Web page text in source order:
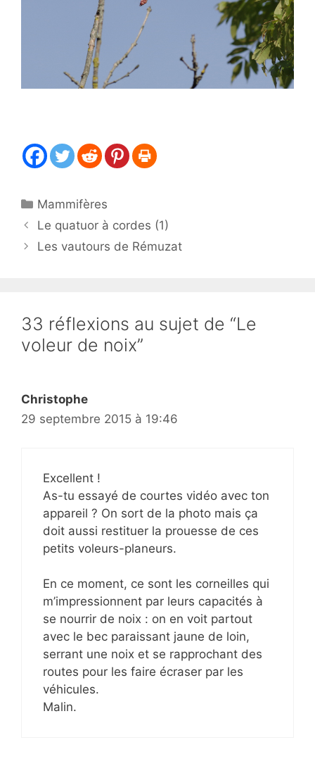
Catégories
Mammifères
Le quatuor à cordes (1)
Les vautours de Rémuzat
33 réflexions au sujet de “Le
voleur de noix”
Christophe
29 septembre 2015 à 19:46
Excellent !
As-tu essayé de courtes vidéo avec ton
appareil ? On sort de la photo mais ça
doit aussi restituer la prouesse de ces
petits voleurs-planeurs.
En ce moment, ce sont les corneilles qui
m’impressionnent par leurs capacités à
se nourrir de noix : on en voit partout
avec le bec paraissant jaune de loin,
serrant une noix et se rapprochant des
routes pour les faire écraser par les
véhicules.
Malin.